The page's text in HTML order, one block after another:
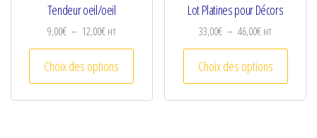
Tendeur oeil/oeil
9,00€ – 12,00€Plage de prix : 9,00€ à 12,00€
HT
Choix des options
Ce produit a plusieurs variations. Les
Lot Platines pour Décors
33,00€ – 46,00€Plage de prix :
HT
Choix des options
Ce